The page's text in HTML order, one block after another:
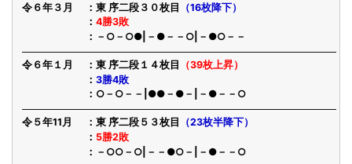
令６年３月 東 序二段３０枚目
（16枚降下）
4勝3敗
－○－○●|－●－－○|－●○－－
令６年１月 東 序二段１４枚目
（39枚上昇）
3勝4敗
○－○－－|●●－●－|－●－－○
令５年11月 東 序二段５３枚目
（23枚半降下）
5勝2敗
－○○－○|－－●○－|－●－－○